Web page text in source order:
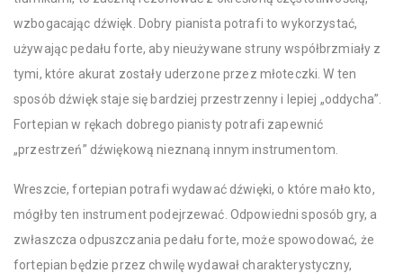
wzbogacając dźwięk. Dobry pianista potrafi to wykorzystać,
używając pedału forte, aby nieużywane struny współbrzmiały z
tymi, które akurat zostały uderzone przez młoteczki. W ten
sposób dźwięk staje się bardziej przestrzenny i lepiej „oddycha”.
Fortepian w rękach dobrego pianisty potrafi zapewnić
„przestrzeń” dźwiękową nieznaną innym instrumentom.
Wreszcie, fortepian potrafi wydawać dźwięki, o które mało kto,
mógłby ten instrument podejrzewać. Odpowiedni sposób gry, a
zwłaszcza odpuszczania pedału forte, może spowodować, że
fortepian będzie przez chwilę wydawał charakterystyczny,